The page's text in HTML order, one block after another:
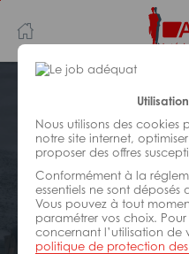
Nous utilisons des cookies
notre site internet,
proposer des offres
Conformément à la
essentiels ne sont
Vous pouvez à tout
paramétrer vos choix.
concernant l’utilisation de
politique de protection
au
contenu
principal
navigation
BÂTIMENT ET
Réf : 0F6-229294
Peintre en
Interim Dunkerque